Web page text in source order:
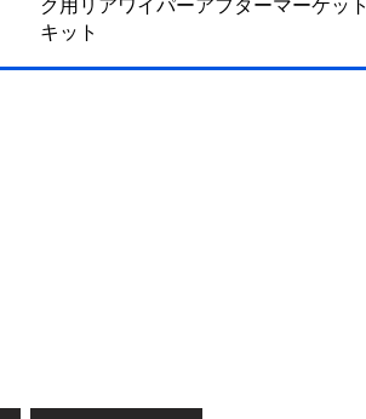
ク用リアワイパーアフターマーケット
キット
今すぐ購入 - 送料無料
今すぐ購入 - 送料無料